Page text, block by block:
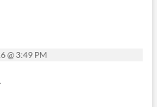
@ 3:49 PM